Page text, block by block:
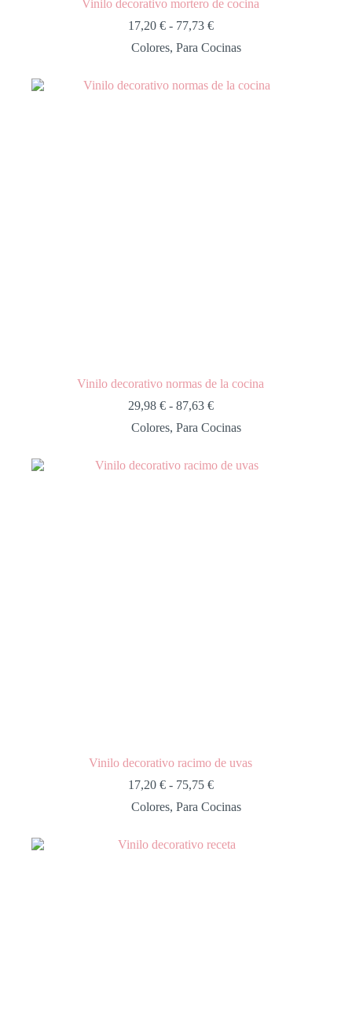
Vinilo decorativo mortero de cocina
17,20 € - 77,73 €
Colores,Para Cocinas
Vinilo decorativo normas de la cocina
29,98 € - 87,63 €
Colores,Para Cocinas
Vinilo decorativo racimo de uvas
17,20 € - 75,75 €
Colores,Para Cocinas